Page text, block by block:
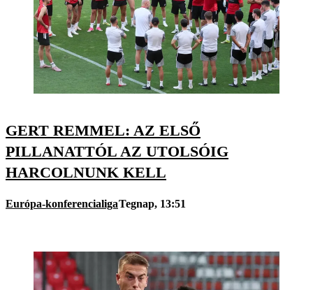
GERT REMMEL: AZ ELSŐ
PILLANATTÓL AZ UTOLSÓIG
HARCOLNUNK KELL
Európa-konferencialigaTegnap, 13:51